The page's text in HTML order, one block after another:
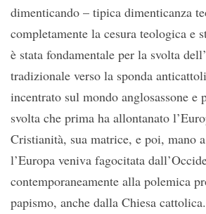
dimenticando – tipica dimenticanza
completamente la cesura teologica e
è stata fondamentale per la svolta
tradizionale verso la sponda
incentrato sul mondo anglosassone e
svolta che prima ha allontanato
Cristianità, sua matrice, e poi, mano
l’Europa veniva fagocitata
contemporaneamente alla polemica
papismo, anche dalla Chiesa cattolica.